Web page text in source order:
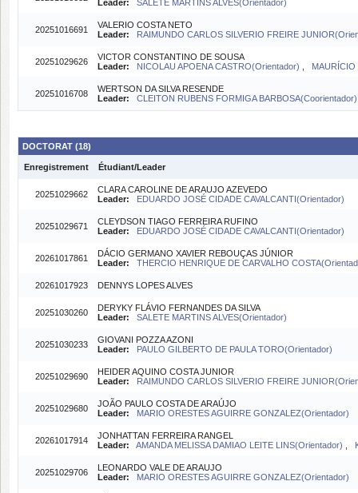
Leader:
SALETE MARTINS ALVES(Orientador)
20251016691
VALERIO COSTA NETO
Leader:
RAIMUNDO CARLOS SILVERIO FREIRE
20251029626
VICTOR CONSTANTINO DE SOUSA
Leader:
NICOLAU APOENA CASTRO(Orientador)
20251016708
WERTSON DA SILVA RESENDE
Leader:
CLEITON RUBENS FORMIGA
DOCTORAT (18)
Enregistrement Étudiant/Leader
20251029662
CLARA CAROLINE DE ARAUJO AZEVEDO
Leader:
EDUARDO JOSÉ CIDADE CAVALCANTI(Orientador)
20251029671
CLEYDSON TIAGO FERREIRA RUFINO
Leader:
EDUARDO JOSÉ CIDADE CAVALCANTI(Orientador)
20261017861
DÁCIO GERMANO XAVIER REBOUÇAS JÚNIOR
Leader:
THERCIO HENRIQUE DE CARVALHO
20261017923 DENNYS LOPES ALVES
20251030260
DERYKY FLÁVIO FERNANDES DA SILVA
Leader:
SALETE MARTINS ALVES(Orientador)
20251030233
GIOVANI POZZA AZONI
Leader:
PAULO GILBERTO DE PAULA TORO(Orientador)
20251029690
HEIDER AQUINO COSTA JUNIOR
Leader:
RAIMUNDO CARLOS SILVERIO FREIRE
20251029680
JOÃO PAULO COSTA DE ARAÚJO
Leader:
MARIO ORESTES AGUIRRE GONZALEZ(Orientador)
20261017914
JONHATTAN FERREIRA RANGEL
Leader:
AMANDA MELISSA DAMIAO LEITE LINS(Orientador)
20251029706
LEONARDO VALE DE ARAUJO
Leader:
MARIO ORESTES AGUIRRE GONZALEZ(Orientador)